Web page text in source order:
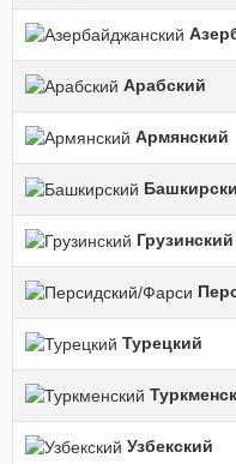
Арабский
Армянский
Грузинский
Турецкий
Узбекский